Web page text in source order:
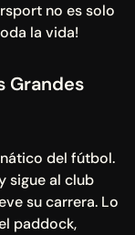
no es solo
la vida!
Grandes
del fútbol.
sigue al club
su carrera. Lo
paddock,